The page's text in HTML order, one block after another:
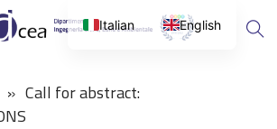
Call for abstract:
Italian English